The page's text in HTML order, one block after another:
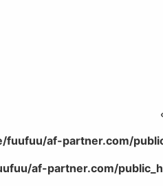
fuufuu/af-partner.com/
af-partner.com/